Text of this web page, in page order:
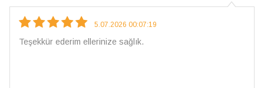
5.07.2026 00:07:19
ederim ellerinize sağlık.